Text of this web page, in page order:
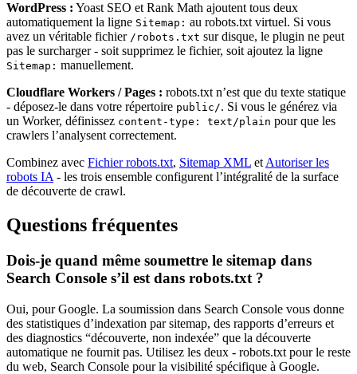
WordPress : Yoast SEO et Rank Math ajoutent tous deux
automatiquement la ligne Sitemap: au robots.txt virtuel. Si vous
avez un véritable fichier /robots.txt sur disque, le plugin ne peut
pas le surcharger - soit supprimez le fichier, soit ajoutez la ligne
Sitemap: manuellement.
Cloudflare Workers / Pages : robots.txt n’est que du texte statique
- déposez-le dans votre répertoire public/. Si vous le générez via
un Worker, définissez content-type: text/plain pour que les
crawlers l’analysent correctement.
Combinez avec Fichier robots.txt, Sitemap XML et Autoriser les
robots IA - les trois ensemble configurent l’intégralité de la surface
de découverte de crawl.
Questions fréquentes
Dois-je quand même soumettre le sitemap dans
Search Console s’il est dans robots.txt ?
Oui, pour Google. La soumission dans Search Console vous donne
des statistiques d’indexation par sitemap, des rapports d’erreurs et
des diagnostics “découverte, non indexée” que la découverte
automatique ne fournit pas. Utilisez les deux - robots.txt pour le reste
du web, Search Console pour la visibilité spécifique à Google.